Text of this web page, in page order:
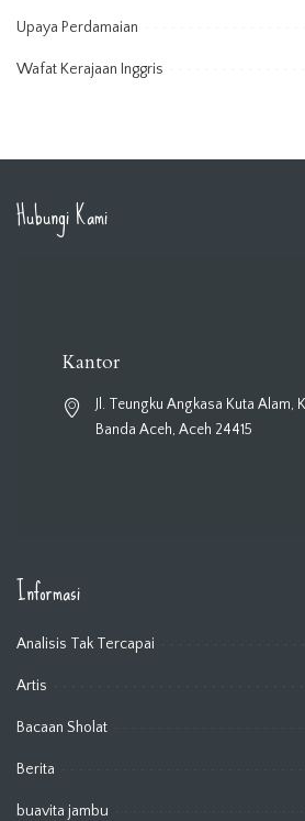
Upaya Perdamaian
Wafat Kerajaan Inggris
Hubungi Kami
Kantor
Jl. Teungku Angkasa Kuta Alam,
Banda Aceh, Aceh 24415
Informasi
Analisis Tak Tercapai
Artis
Bacaan Sholat
Berita
buavita jambu